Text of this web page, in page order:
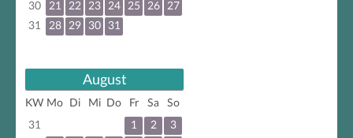
30
21 22 23 24 25 26
27
31
28 29 30 31
August
KW Mo Di Mi Do Fr Sa
So
31
1 2
3